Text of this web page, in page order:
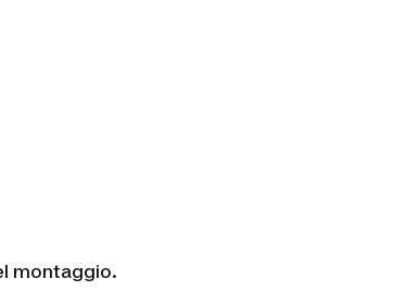
montaggio.